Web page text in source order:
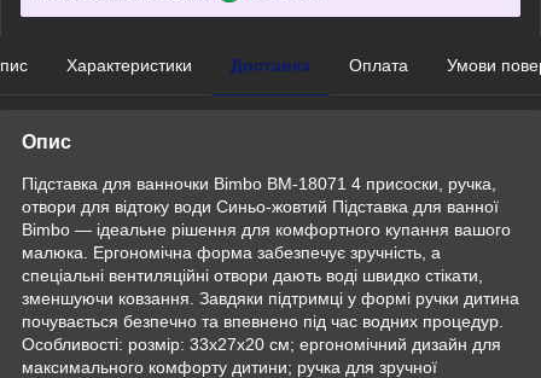
Характеристики Доставка Оплата Умови
Опис
Підставка для ванночки Bimbo BM-18071 4 присоски, ручка,
отвори для відтоку води Синьо-жовтий Підставка для ванної
Bimbo — ідеальне рішення для комфортного купання вашого
малюка. Ергономічна форма забезпечує зручність, а
спеціальні вентиляційні отвори дають воді швидко стікати,
зменшуючи ковзання. Завдяки підтримці у формі ручки дитина
почувається безпечно та впевнено під час водних процедур.
Особливості: розмір: 33х27х20 см; ергономічний дизайн для
максимального комфорту дитини; ручка для зручної